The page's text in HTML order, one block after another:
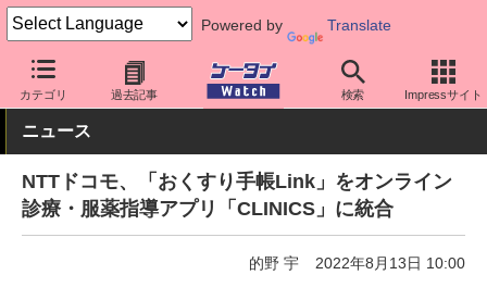
Powered by Translate
カテゴリ 過去記事 検索 Impressサイト
ケータイ Watch アプリ・サービス その他
ニュース
NTTドコモ、「おくすり手帳Link」をオンライン
診療・服薬指導アプリ「CLINICS」に統合
的野 宇 2022年8月13日 10:00